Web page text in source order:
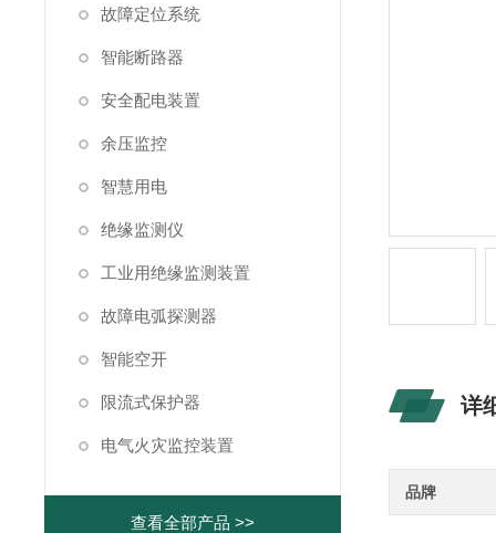
详
品牌
故障定位系统
智能断路器
安全配电装置
余压监控
智慧用电
绝缘监测仪
工业用绝缘监测装置
故障电弧探测器
智能空开
限流式保护器
电气火灾监控装置
查看全部产品 >>